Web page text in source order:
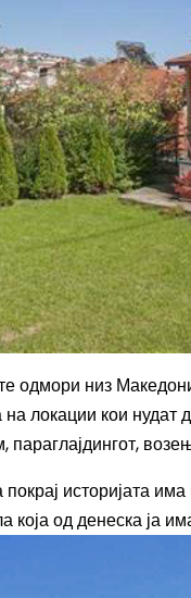
одмори низ
локации кои нудат
историјата
од денеска ја